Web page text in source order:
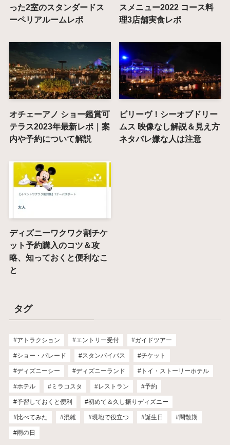
った2室のスタンダードス
ーペリアルームレポ
スメニュー2022 コース料
理3店舗実食レポ
オチェーアノ ショー鑑賞可
テラス2023年最新レポ｜案
内や予約について解説
ビリーヴ！シーオブドリー
ムス 映像なし解説＆見え方
ネタバレ嫌な人は注意
ディズニーワクワク割チケ
ット予約購入のコツ＆攻
略、知っておくと便利なこ
と
タグ
アトラクション エントリー受付 ガイドツアー
ショー・パレード スタンバイパス チケット
ディズニーシー ディズニーランド トイ・ストーリーホテル
ホテル ミラコスタ レストラン 予約
予習しておくと便利 初めて＆久し振りディズニー
比べてみた 混雑 現地で役立つ 誕生日 閑散期
雨の日